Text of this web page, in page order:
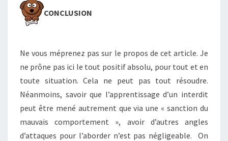
CONCLUSION
Ne vous méprenez pas sur le propos de cet article. Je
ne prône pas ici le tout positif absolu, pour tout et en
toute situation. Cela ne peut pas tout résoudre.
Néanmoins, savoir que l’apprentissage d’un interdit
peut être mené autrement que via une « sanction du
mauvais comportement », avoir d’autres angles
d’attaques pour l’aborder n’est pas négligeable. On